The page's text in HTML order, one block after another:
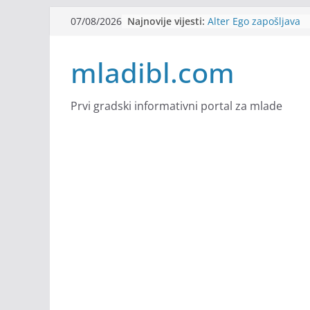
07/08/2026 Najnovije vijesti: Alter Ego zapošljava
Veranda zapošljava
mladibl.com
Prvi gradski informativni portal za mlade